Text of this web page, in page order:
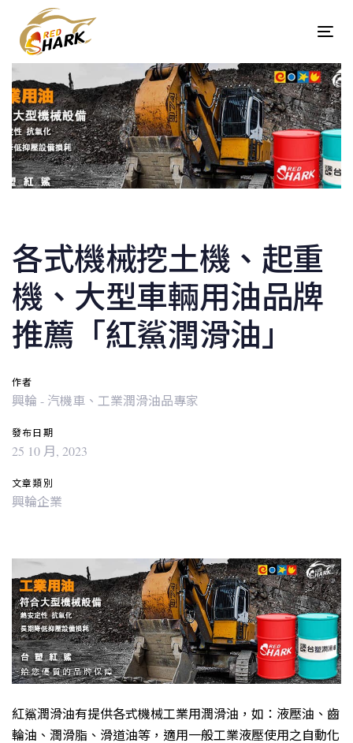
links
content
各式機械挖土機、起重
機、大型車輛用油品牌
推薦「紅鯊潤滑油」
作者
興輪 - 汽機車、工業潤滑油品專家
發布日期
25 10 月, 2023
文章類別
興輪企業
紅鯊潤滑油有提供各式機械工業用潤滑油，如：液壓油、齒
輪油、潤滑脂、滑道油等，適用一般工業液壓使用之自動化
navigation